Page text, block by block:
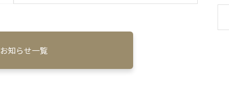
お知らせ一覧